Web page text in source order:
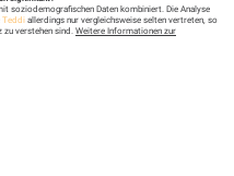
soziodemografischen Daten kombiniert. Die Analyse
Teddi allerdings nur vergleichsweise selten vertreten, so
zu verstehen sind. Weitere Informationen zur